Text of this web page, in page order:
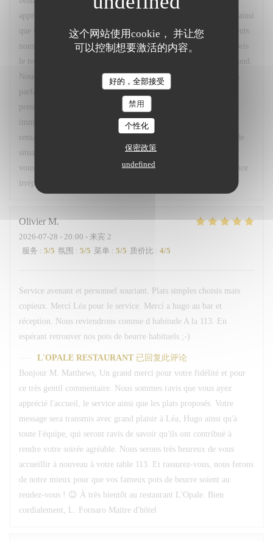
这个网站使用cookie， 并让您
可以控制想要激活的内容。
好的，全部接受
禁用
个性化
保密政策
undefined
appréciez régulièrement notre restaurant, son cadre, l'ambiance ainsi
que notre menu du marché. Votre confiance et vos encouragements
nous font très plaisir. Nous vous remercions également d'avoir pris
le temps de nous signaler le retard concernant votre café gourmand.
Nous sommes sincèrement désolés pour cet oubli et comprenons
parfaitement la gêne occasionnée, d'autant plus que vous étiez
pressé. Nous sommes toutefois heureux d'avoir pu réagir
immédiatement en vous accordant un geste commercial. Vos
remarques ont été partagées avec notre équipe afin que ce type de
situation ne se reproduise pas. Nous espérons avoir le plaisir de
vous accueillir très prochainement pour vous offrir une expérience
irréprochable. Bien cordialement, L. Fornaro Maitre d'hôtel
Olivier M
2026-07-28 - 20:00 - 来宾 2
服务 : 5/5 氛围 : 5/5 菜单 : 5/5 质价比 : 4/5
Service avenant et personnel souriant. Plats simples choisis mais
copieux. Merci Léa pour le service. Merci a hugo au bar et
réception. Nous reviendrons comme d habitude A la 113. En
espérant retrouver nos pots de beurre habituels ;-)
L'OPALE RESTAURANT 已回复此评论
Bonjour M. Matthews, Un grand merci pour votre fidélité et pour
ce très gentil commentaire. Nous sommes ravis que vous ayez
apprécié l'accueil, le service ainsi que les plats proposés. Votre
message sera transmis avec grand plaisir à Léa, Hugo ainsi qu'à
toute l'équipe, qui seront ravis de savoir qu'ils ont contribué à
rendre votre soirée agréable. Nous serons très heureux de vous
accueillir à nouveau à votre table 113. Et rassurez-vous, nous ferons
de notre mieux pour que vos fameux pots de beurre soient au
rendez-vous ! 😉 À très bientôt au restaurant L'Opale. Bien
cordialement, L. Fornaro Maitre d'hôtel